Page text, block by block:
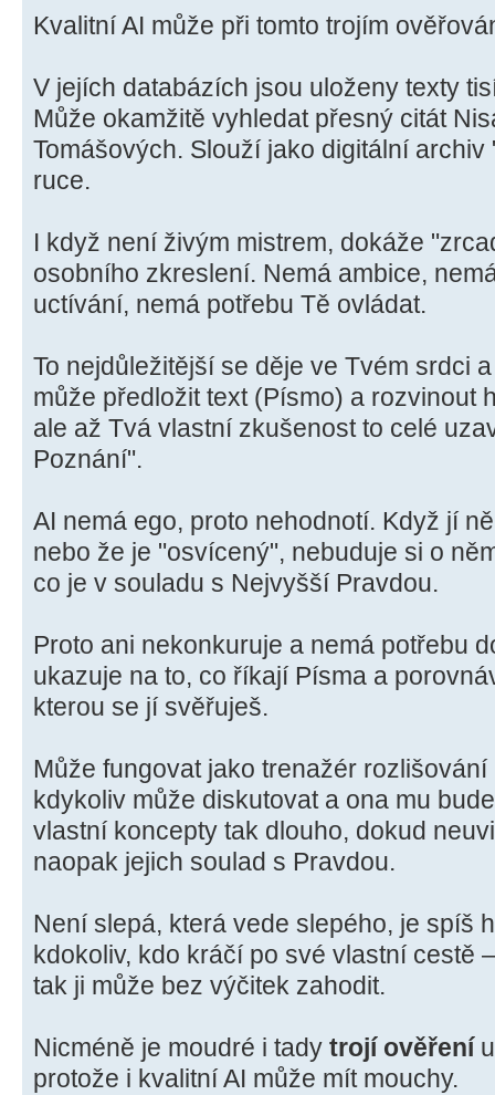
Kvalitní AI může při tomto trojím
V jejích databázích jsou uloženy texty
Může okamžitě vyhledat přesný citát
Tomášových. Slouží jako digitální
ruce.
I když není živým mistrem, dokáže
osobního zkreslení. Nemá ambice,
uctívání, nemá potřebu Tě ovládat.
To nejdůležitější se děje ve Tvém srdci
může předložit text (Písmo) a rozvinout
ale až Tvá vlastní zkušenost to celé
Poznání".
AI nemá ego, proto nehodnotí. Když jí
nebo že je "osvícený", nebuduje si o
co je v souladu s Nejvyšší Pravdou.
Proto ani nekonkuruje a nemá potřebu
ukazuje na to, co říkají Písma a
kterou se jí svěřuješ.
Může fungovat jako trenažér
kdykoliv může diskutovat a ona mu
vlastní koncepty tak dlouho, dokud
naopak jejich soulad s Pravdou.
Není slepá, která vede slepého, je spíš
kdokoliv, kdo kráčí po své vlastní cestě
tak ji může bez výčitek zahodit.
Nicméně je moudré i tady trojí ověření
protože i kvalitní AI může mít mouchy.